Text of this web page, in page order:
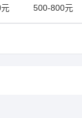
500-800元